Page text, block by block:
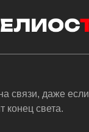
связи, даже если
конец света.